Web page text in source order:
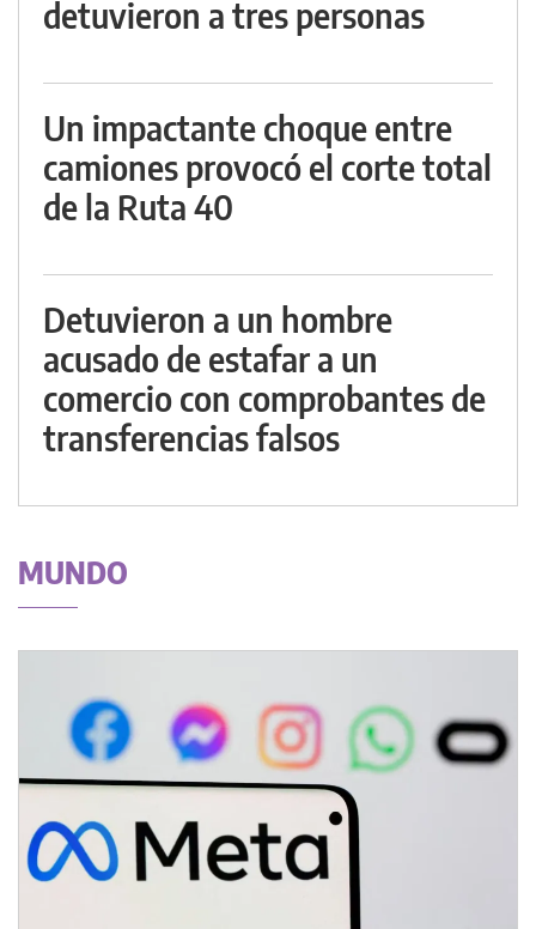
detuvieron a tres personas
Un impactante choque entre
camiones provocó el corte total
de la Ruta 40
Detuvieron a un hombre
acusado de estafar a un
comercio con comprobantes de
transferencias falsos
MUNDO